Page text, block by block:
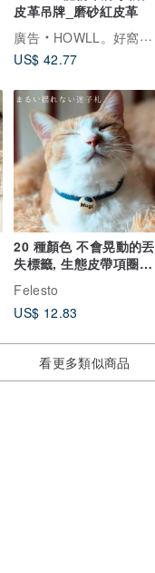
皮革吊牌_磨砂紅皮革
廣告
HOWLL。好窩寵物股長
US$ 42.77
20 種顏色 不會晃動的丟
失標籤, 生態皮帶項圈,
標籤, 軟繩, 安全扣, 包括
丟失標籤, 由升級紗線製
Felesto
US$ 12.83
看更多類似商品